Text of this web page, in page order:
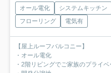
オール電化 システムキッチン
フローリング
電気有
【屋上ルーフバルコニー】
・オール電化
・2階リビングでご家族のプライ